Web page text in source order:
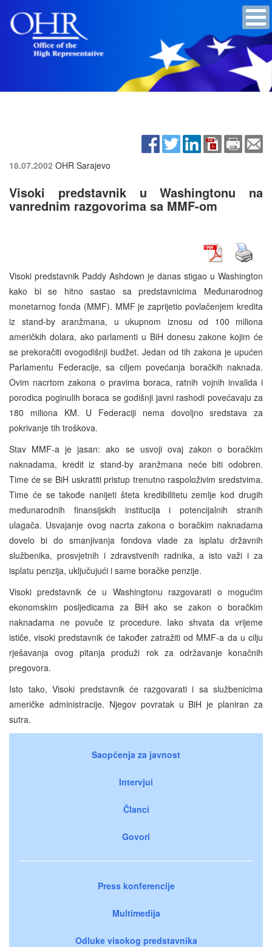
18.07.2002 OHR Sarajevo
Visoki predstavnik u Washingtonu na
vanrednim razgovorima sa MMF-om
Visoki predstavnik Paddy Ashdown je danas stigao u Washington
kako bi se hitno sastao sa predstavnicima Međunarodnog
monetarnog fonda (MMF). MMF je zaprijetio povlačenjem kredita
iz stand-by aranžmana, u ukupnom iznosu od 100 miliona
američkih dolara, ako parlamenti u BiH donesu zakone kojim će
se prekoračiti ovogodišnji budžet. Jedan od tih zakona je upućen
Parlamentu Federacije, sa ciljem povećanja boračkih naknada.
Ovim nacrtom zakona o pravima boraca, ratnih vojnih invalida i
porodica poginulih boraca se godišnji javni rashodi povećavaju za
180 miliona KM. U Federaciji nema dovoljno sredstava za
pokrivanje tih troškova.
Stav MMF-a je jasan: ako se usvoji ovaj zakon o boračkim
naknadama, kredit iz stand-by aranžmana neće biti odobren.
Time će se BiH uskratiti pristup trenutno raspoloživim sredstvima.
Time će se takođe nanijeti šteta kredibilitetu zemlje kod drugih
međunarodnih finansijskih institucija i potencijalnih stranih
ulagača. Usvajanje ovog nacrta zakona o boračkim naknadama
dovelo bi do smanjivanja fondova vlade za isplatu državnih
službenika, prosvjetnih i zdravstvenih radnika, a isto važi i za
isplatu penzija, uključujući i same boračke penzije.
Visoki predstavnik će u Washingtonu razgovarati o mogućim
ekonomskim posljedicama za BiH ako se zakon o boračkim
naknadama ne povuče iz procedure. Iako shvata da vrijeme
ističe, visoki predstavnik će također zatražiti od MMF-a da u cilju
rješavanja ovog pitanja produži rok za održavanje konačnih
pregovora.
Isto tako, Visoki predstavnik će razgovarati i sa službenicima
američke administracije. Njegov povratak u BiH je planiran za
sutra.
Saopćenja za javnost
Intervjui
Članci
Govori
Press konferencije
Multimedija
Odluke visokog predstavnika